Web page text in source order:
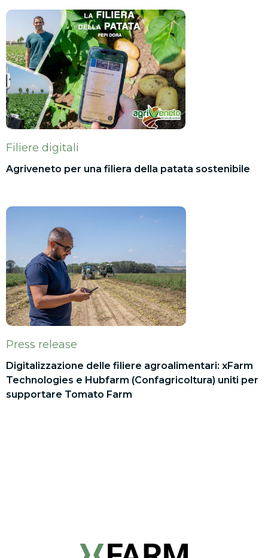
Filiere digitali
Agriveneto per una filiera della patata sostenibile
Press release
Digitalizzazione delle filiere agroalimentari: xFarm
Technologies e Hubfarm (Confagricoltura) uniti per
supportare Tomato Farm